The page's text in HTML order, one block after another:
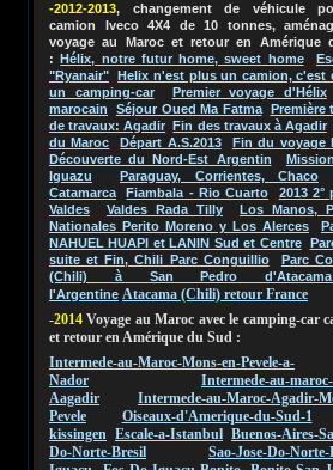
-2012-2013, changement de véhicule
camion Iveco 4X4 de 10 tonnes,
voyage au Maroc et retour en Amérique
:
Hélix, notre futur home, sweet home
"Ryanair"
Helix n'est plus un camion, c'est
un camping-car
Premier voyage d'Hélix
marocain
Séjour Oued Ma Fatma
Première
de travaux: Agadir
Fin des travaux à Agadir
du Maroc
Départ A.S.2013
Fin du voyage
Découverte du Nord-Est Argentin
Iguazu
Paraguay, Corrientes, Chaco
Catamarca
Fiambala - Rio Cuarto
2013 2°
Valdes
Valdes Rada Tilly
Los Manos,
Nationales Perito Moreno y Los Alerces
NAHUEL HUAPI et LANIN Sud et Centre
suite et Fin, Chili Parc Conguillio
Parc
(Chili) à San Pedro
l'Argentine Atacama (Chili) retour France
-2014 Voyage au Maroc avec le camping-car
et retour en Amérique du Sud :
Intermede-au-Maroc-Mons-en-Pevele-a-
Nador
Intermede-au-
Aagadir
Intermede-au-Maroc-Agadir-
Pevele
Oiseaux-d'Amerique-du-Sud-1
kissingen Escale-a-Istanbul Buenos-Aires-
Do-Norte-Bresil
Sao-Jose-Do-Norte-